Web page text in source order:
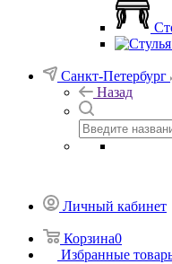
Санкт-Петербург
Назад
Личный кабинет
Корзина0
Избранные